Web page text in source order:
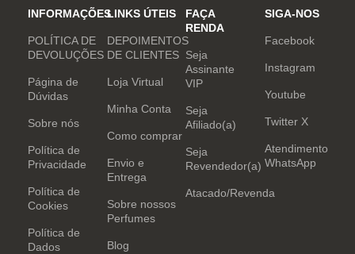
e determinação.
INFORMAÇÕES
POLÍTICA DE
DEVOLUÇÕES
Página de
Dúvidas
Sobre nós
Política de
Privacidade
Política de
Cookies
Política de
Dados
LINKS ÚTEIS
DEPOIMENTOS
DE CLIENTES
Loja Virtual
Minha Conta
Como comprar
Envio e
Entrega
Sobre nossos
Perfumes
Blog
FAÇA
RENDA
Seja
Assinante
VIP
Seja
Afiliado(a)
Seja
Revendedor(a)
Atacado/Revenda
SIGA-NOS
Facebook
Instagram
Youtube
Twitter X
Atendimento
WhatsApp